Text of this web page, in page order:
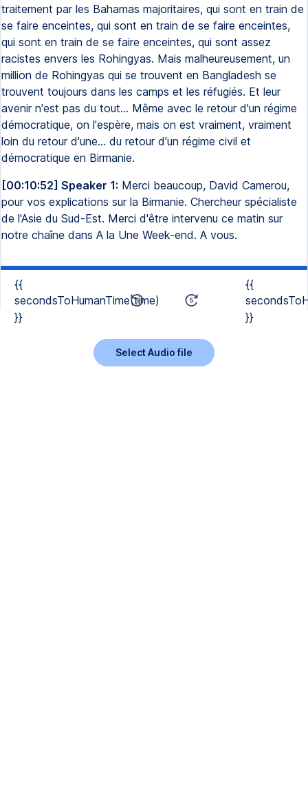
traitement par les Bahamas majoritaires, qui sont en train de
se faire enceintes, qui sont en train de se faire enceintes,
qui sont en train de se faire enceintes, qui sont assez
racistes envers les Rohingyas. Mais malheureusement, un
million de Rohingyas qui se trouvent en Bangladesh se
trouvent toujours dans les camps et les réfugiés. Et leur
avenir n'est pas du tout... Même avec le retour d'un régime
démocratique, on l'espère, mais on est vraiment, vraiment
loin du retour d'une... du retour d'un régime civil et
démocratique en Birmanie.
[00:10:52] Speaker 1: Merci beaucoup, David Camerou,
pour vos explications sur la Birmanie. Chercheur spécialiste
de l'Asie du Sud-Est. Merci d'être intervenu ce matin sur
notre chaîne dans A la Une Week-end. A vous.
{{
secondsToHumanTime(time)
}}
{{
}}
Select Audio file